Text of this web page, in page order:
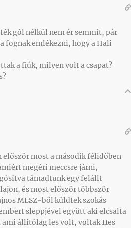
gól nélkül nem ér semmit, pár
fognak emlékezni, hogy a Hali
a fiúk, milyen volt a csapat?
először most a második félidőben
megéri meccsre járni,
támadtunk egy felállt
és most először többször
MLSZ-ből küldtek szokás
sleppjével együtt aki elcsalta
állítólag les volt, voltak 11es